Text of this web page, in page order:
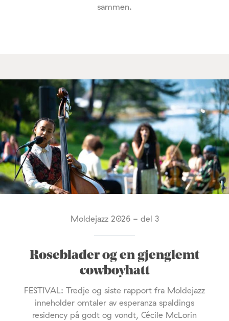
sammen.
Moldejazz 2026 - del 3
Roseblader og en gjenglemt
cowboyhatt
FESTIVAL: Tredje og siste rapport fra Moldejazz
inneholder omtaler av esperanza spaldings
residency på godt og vondt, Cécile McLorin